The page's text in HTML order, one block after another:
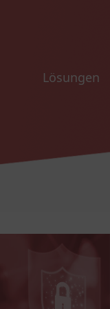
Lösungen